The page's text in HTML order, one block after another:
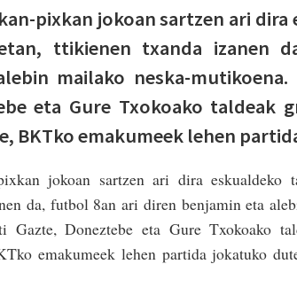
pixkan jokoan sartzen ari dira
ttikienen txanda izanen
mailako neska-mutikoena.
eta Gure Txokoako taldeak
BKTko emakumeek lehen
jokoan sartzen ari dira eskualdeko
da, futbol 8an ari diren benjamin eta
Gazte, Doneztebe eta Gure Txokoako
emakumeek lehen partida jokatuko